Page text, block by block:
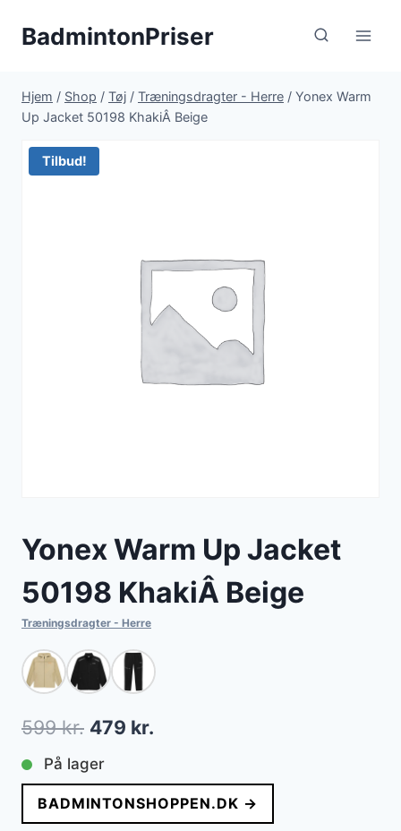
BadmintonPriser
Hjem / Shop / Tøj / Træningsdragter - Herre / Yonex Warm
Up Jacket 50198 KhakiÂ Beige
Tilbud!
Yonex Warm Up Jacket
50198 KhakiÂ Beige
Træningsdragter - Herre
599kr. Den
oprindelige
pris
var:
479 kr.
pris
er:
På lager
BADMINTONSHOPPEN.DK →